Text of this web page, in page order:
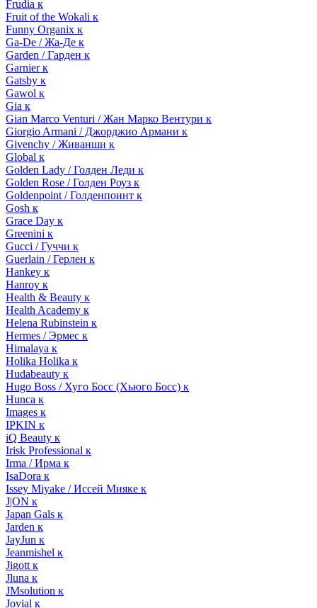
Frudia к
Fruit of the Wokali к
Funny Organix к
Ga-De / Жа-Де к
Garden / Гарден к
Garnier к
Gatsby к
Gawol к
Gia к
Gian Marco Venturi / Жан Марко Вентури к
Giorgio Armani / Джорджио Армани к
Givenchy / Живанши к
Global к
Golden Lady / Голден Леди к
Golden Rose / Голден Роуз к
Goldenpoint / Голденпоинт к
Gosh к
Grace Day к
Greenini к
Gucci / Гуччи к
Guerlain / Герлен к
Hankey к
Hanroy к
Health & Beauty к
Health Academy к
Helena Rubinstein к
Hermes / Эрмес к
Himalaya к
Holika Holika к
Hudabeauty к
Hugo Boss / Хуго Босс (Хьюго Босс) к
Hunca к
Images к
IPKIN к
iQ Beauty к
Irisk Professional к
Irma / Ирма к
IsaDora к
Issey Miyake / Иссей Мияке к
J|ON к
Japan Gals к
Jarden к
JayJun к
Jeanmishel к
Jigott к
Jluna к
JMsolution к
Jovial к